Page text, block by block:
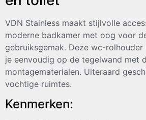
VDN Stainless maakt stijlvolle
moderne badkamer met oog voor
gebruiksgemak. Deze wc-
je eenvoudig op de tegelwand met
montagematerialen. Uiteraard
vochtige ruimtes.
Kenmerken: